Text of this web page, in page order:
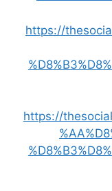
https://
https://